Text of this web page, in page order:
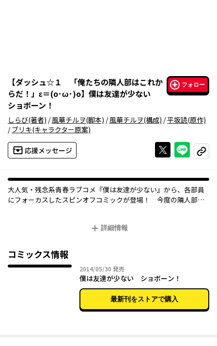
【ダッシュ☆１ 「俺たちの隣人部はこれか
らだ！」ε＝(o･ω･)o】 僕は友達が少ない
ショボーン！
フォロー
しらび(著者) /風華チルヲ(脚本) /風華チルヲ(構成) /平坂読(原作)
/ブリキ(キャラクター原案)
応援メッセージ Xで投稿する
ライン
コピー
大人気・残念系青春ラブコメ『僕は友達が少ない』から、各部員
にフォーカスしたスピンオフコミックが登場！ 今度の隣人部は
なんか変な奴らが好き勝手に過ごしてて、あ――…なんだこれ？」友
を、各キャラクター視点でお届け!! 大人気・残念系青春ラブコメ
『僕は友達が少ない』アクセル全開のスピンオフコミック！
詳細情報
コミックス情報
2014/05/30 2014年05月30日
発売
僕は友達が少ない ショボーン！
最新刊をストアで購入